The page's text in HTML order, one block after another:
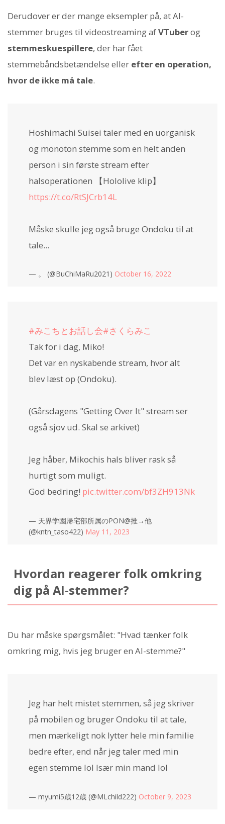
Derudover er der mange eksempler på, at AI-
stemmer bruges til videostreaming afVTuberog
stemmeskuespillere, der har fået
stemmebåndsbetændelse eller efter en operation,
hvor de ikke må tale.
Hoshimachi Suisei taler med en uorganisk
og monoton stemme som en helt anden
person i sin første stream efter
halsoperationen 【Hololive klip】
https://t.co/RtSJCrb14L
Måske skulle jeg også bruge Ondoku til at
tale...
— 。 (@BuChiMaRu2021) October 16, 2022
#みこちとお話し会#さくらみこ
Tak for i dag, Miko!
Det var en nyskabende stream, hvor alt
blev læst op (Ondoku).
(Gårsdagens "Getting Over It" stream ser
også sjov ud. Skal se arkivet)
Jeg håber, Mikochis hals bliver rask så
hurtigt som muligt.
God bedring! pic.twitter.com/bf3ZH913Nk
— 天界学園帰宅部所属のPON@推→他
(@kntn_taso422) May 11, 2023
Hvordan reagerer folk omkring
dig på AI-stemmer?
Du har måske spørgsmålet: "Hvad tænker folk
omkring mig, hvis jeg bruger en AI-stemme?"
Jeg har helt mistet stemmen, så jeg skriver
på mobilen og bruger Ondoku til at tale,
men mærkeligt nok lytter hele min familie
bedre efter, end når jeg taler med min
egen stemme lol Især min mand lol
— myumi5歳12歳 (@MLchild222) October 9, 2023